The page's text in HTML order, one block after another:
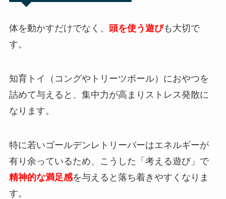
体を動かすだけでなく、 頭を使う遊びも大切で
す。
知育トイ（コングやトリーツボール）におやつを
詰めて与えると、集中力が高まりストレス発散に
なります。
特に若いゴールデンレトリーバーはエネルギーが
有り余っているため、こうした「考える遊び」で
精神的な満足感を与えると落ち着きやすくなりま
す。